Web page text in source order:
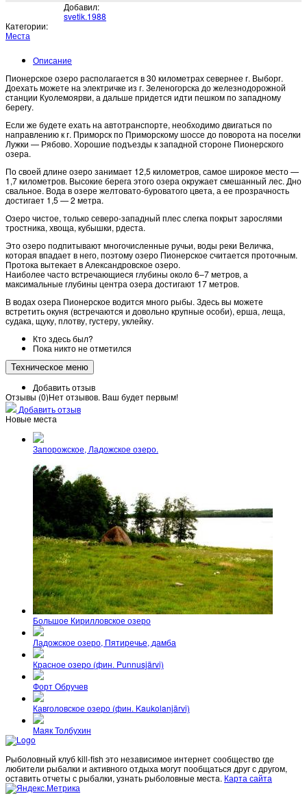
Добавил:
svetik.1988
Категории:
Места
Описание
Пионерское озеро располагается в 30 километрах севернее г. Выборг.
Доехать можете на электричке из г. Зеленогорска до железнодорожной
станции Куолемоярви, а дальше придется идти пешком по западному
берегу.
Если же будете ехать на автотранспорте, необходимо двигаться по
направлению к г. Приморск по Приморскому шоссе до поворота на поселки
Лужки — Рябово. Хорошие подъезды к западной стороне Пионерского
озера.
По своей длине озеро занимает 12,5 километров, самое широкое место —
1,7 километров. Высокие берега этого озера окружает смешанный лес. Дно
свальное. Вода в озере желтовато-буроватого цвета, а ее прозрачность
достигает 1,5 — 2 метра.
Озеро чистое, только северо-западный плес слегка покрыт зарослями
тростника, хвоща, кубышки, рдеста.
Это озеро подпитывают многочисленные ручьи, воды реки Величка,
которая впадает в него, поэтому озеро Пионерское считается проточным.
Протока вытекает в Александровское озеро.
Наиболее часто встречающиеся глубины около 6–7 метров, а
максимальные глубины центра озера достигают 17 метров.
В водах озера Пионерское водится много рыбы. Здесь вы можете
встретить окуня (встречаются и довольно крупные особи), ерша, леща,
судака, щуку, плотву, густеру, уклейку.
Кто здесь был?
Пока никто не отметился
Техническое меню
Добавить отзыв
Отзывы (0)Нет отзывов. Ваш будет первым!
Добавить отзыв
Новые места
Запорожское, Ладожское озеро.
Большое Кирилловское озеро
Ладожское озеро, Пятиречье, дамба
Красное озеро (фин. Punnusjärvi)
Форт Обручев
Кавголовское озеро (фин. Kaukolanjärvi)
Маяк Толбухин
Рыболовный клуб kill-fish это независимое интернет сообщество где
любители рыбалки и активного отдыха могут пообщаться друг с другом,
оставить отчеты с рыбалки, узнать рыболовные места. Карта сайта